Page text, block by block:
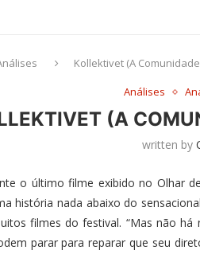
Kollektivet (A
Análises
(A
written by
o último filme exibido no Olhar
história nada abaixo do
filmes do festival. “Mas não
parar para reparar que seu